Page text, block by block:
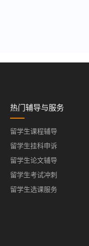
热门辅导与服务
留学生课程辅导
留学生挂科申诉
留学生论文辅导
留学生考试冲刺
留学生选课服务